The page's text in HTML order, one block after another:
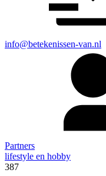
info@betekenissen-van.nl
Partners
lifestyle en hobby
387